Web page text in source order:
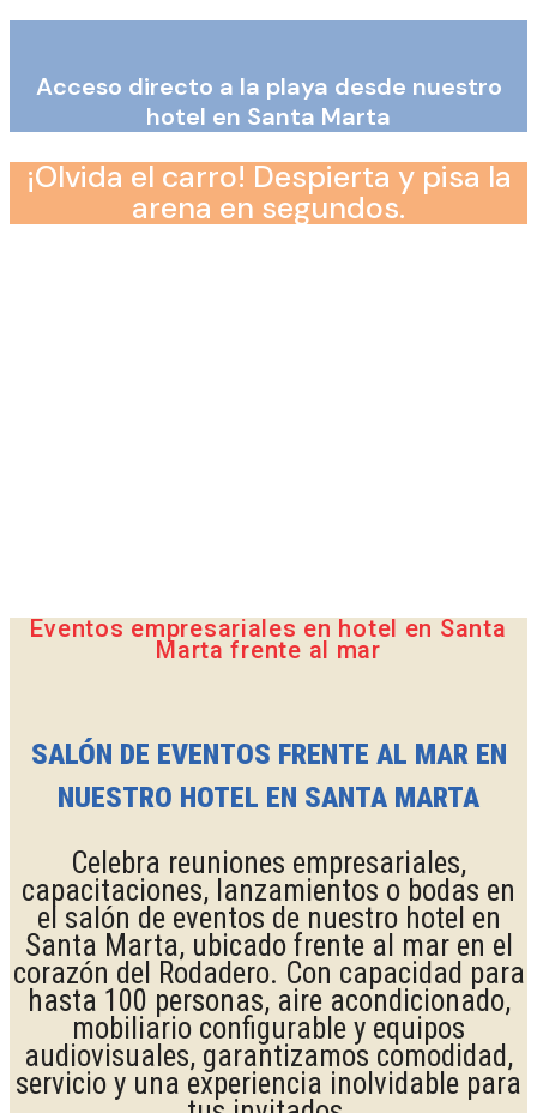
Acceso directo a la playa desde nuestro
hotel en Santa Marta
¡Olvida el carro! Despierta y pisa la
arena en segundos.
Eventos empresariales en hotel en Santa
Marta frente al mar
SALÓN DE EVENTOS FRENTE AL MAR EN
NUESTRO HOTEL EN SANTA MARTA
Celebra reuniones empresariales,
capacitaciones, lanzamientos o bodas en
el salón de eventos de nuestro hotel en
Santa Marta, ubicado frente al mar en el
corazón del Rodadero. Con capacidad para
hasta 100 personas, aire acondicionado,
mobiliario configurable y equipos
audiovisuales, garantizamos comodidad,
servicio y una experiencia inolvidable para